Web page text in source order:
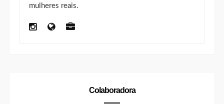
mulheres reais.
Colaboradora